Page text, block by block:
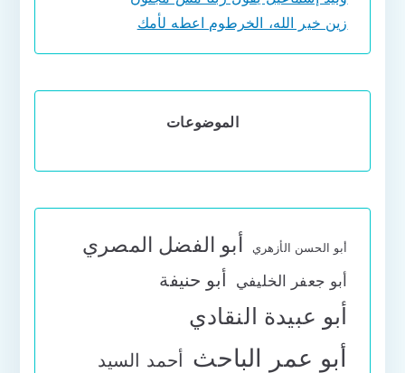
زين خير الله، الخرطوم اعطه لأمك
الموضوعات
أبو الحسن الأزهري أبو الفضل المصري
أبو جعفر الخليفي أبو حنيفة
أبو عبيدة النقادي
أبو عمر الباحث أحمد السيد